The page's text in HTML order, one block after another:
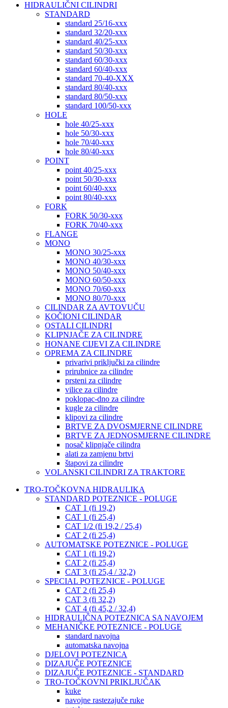
HIDRAULIČNI CILINDRI
STANDARD
standard 25/16-xxx
standard 32/20-xxx
standard 40/25-xxx
standard 50/30-xxx
standard 60/30-xxx
standard 60/40-xxx
standard 70-40-XXX
standard 80/40-xxx
standard 80/50-xxx
standard 100/50-xxx
HOLE
hole 40/25-xxx
hole 50/30-xxx
hole 70/40-xxx
hole 80/40-xxx
POINT
point 40/25-xxx
point 50/30-xxx
point 60/40-xxx
point 80/40-xxx
FORK
FORK 50/30-xxx
FORK 70/40-xxx
FLANGE
MONO
MONO 30/25-xxx
MONO 40/30-xxx
MONO 50/40-xxx
MONO 60/50-xxx
MONO 70/60-xxx
MONO 80/70-xxx
CILINDAR ZA AVTOVUČU
KOČIONI CILINDAR
OSTALI CILINDRI
KLIPNJAČE ZA CILINDRE
HONANE CIJEVI ZA CILINDRE
OPREMA ZA CILINDRE
privarivi priključki za cilindre
prirubnice za cilindre
prsteni za cilindre
vilice za cilindre
poklopac-dno za cilindre
kugle za cilindre
klipovi za cilindre
BRTVE ZA DVOSMJERNE CILINDRE
BRTVE ZA JEDNOSMJERNE CILINDRE
nosač klipnjače cilindra
alati za zamjenu brtvi
štapovi za cilindre
VOLANSKI CILINDRI ZA TRAKTORE
TRO-TOČKOVNA HIDRAULIKA
STANDARD POTEZNICE - POLUGE
CAT 1 (fi 19,2)
CAT 1 (fi 25,4)
CAT 1/2 (fi 19,2 / 25,4)
CAT 2 (fi 25,4)
AUTOMATSKE POTEZNICE - POLUGE
CAT 1 (fi 19,2)
CAT 2 (fi 25,4)
CAT 3 (fi 25,4 / 32,2)
SPECIAL POTEZNICE - POLUGE
CAT 2 (fi 25,4)
CAT 3 (fi 32,2)
CAT 4 (fi 45,2 / 32,4)
HIDRAULIČNA POTEZNICA SA NAVOJEM
MEHANIČKE POTEZNICE - POLUGE
standard navojna
automatska navojna
DJELOVI POTEZNICA
DIZAJUČE POTEZNICE
DIZAJUČE POTEZNICE - STANDARD
TRO-TOČKOVNI PRIKLJUČAK
kuke
navojne rastezajuče ruke